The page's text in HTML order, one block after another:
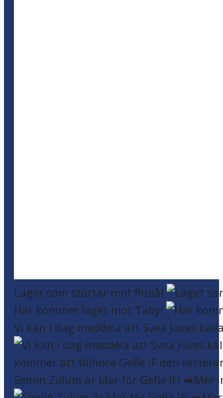
Laget som startar mot Piteå!
Här kommer laget mot Täby!
Vi kan i dag meddela att Svea Jöves
Semin Zulum är klar för Gefle IF! ➡️Mer